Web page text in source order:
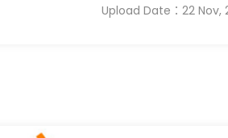
Upload Date：22 Nov,